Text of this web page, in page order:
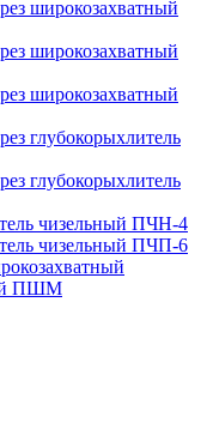
широкозахватный
широкозахватный
широкозахватный
глубокорыхлитель
глубокорыхлитель
чизельный ПЧН-4
чизельный ПЧП-6
ПШМ